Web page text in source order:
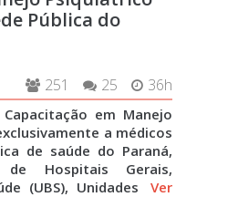
Pública do
36h
25
251
em Manejo
a médicos
de saúde do Paraná,
de Hospitais Gerais,
(UBS), Unidades
Ver